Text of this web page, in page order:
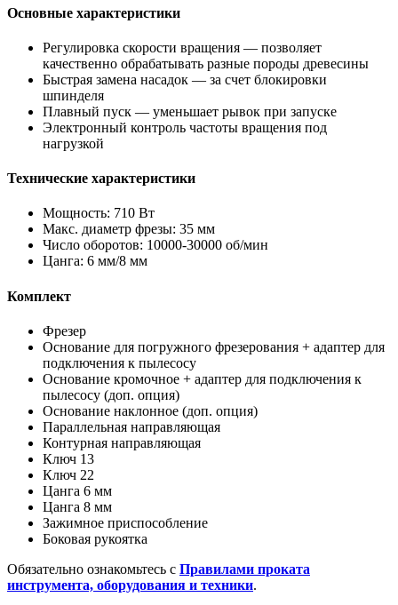
Основные характеристики
Регулировка скорости вращения — позволяет
качественно обрабатывать разные породы древесины
Быстрая замена насадок — за счет блокировки
шпинделя
Плавный пуск — уменьшает рывок при запуске
Электронный контроль частоты вращения под
нагрузкой
Технические характеристики
Мощность: 710 Вт
Макс. диаметр фрезы: 35 мм
Число оборотов: 10000-30000 об/мин
Цанга: 6 мм/8 мм
Комплект
Фрезер
Основание для погружного фрезерования + адаптер для
подключения к пылесосу
Основание кромочное + адаптер для подключения к
пылесосу (доп. опция)
Основание наклонное (доп. опция)
Параллельная направляющая
Контурная направляющая
Ключ 13
Ключ 22
Цанга 6 мм
Цанга 8 мм
Зажимное приспособление
Боковая рукоятка
Обязательно ознакомьтесь с Правилами проката
инструмента, оборудования и техники.